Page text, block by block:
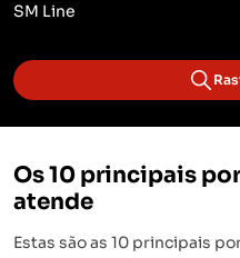
SM Line
Os 10 principais
atende
Estas são as 10 principais